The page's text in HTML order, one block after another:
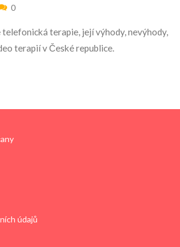
0
terapie, její výhody, nevýhody,
terapií v České republice.
údajů